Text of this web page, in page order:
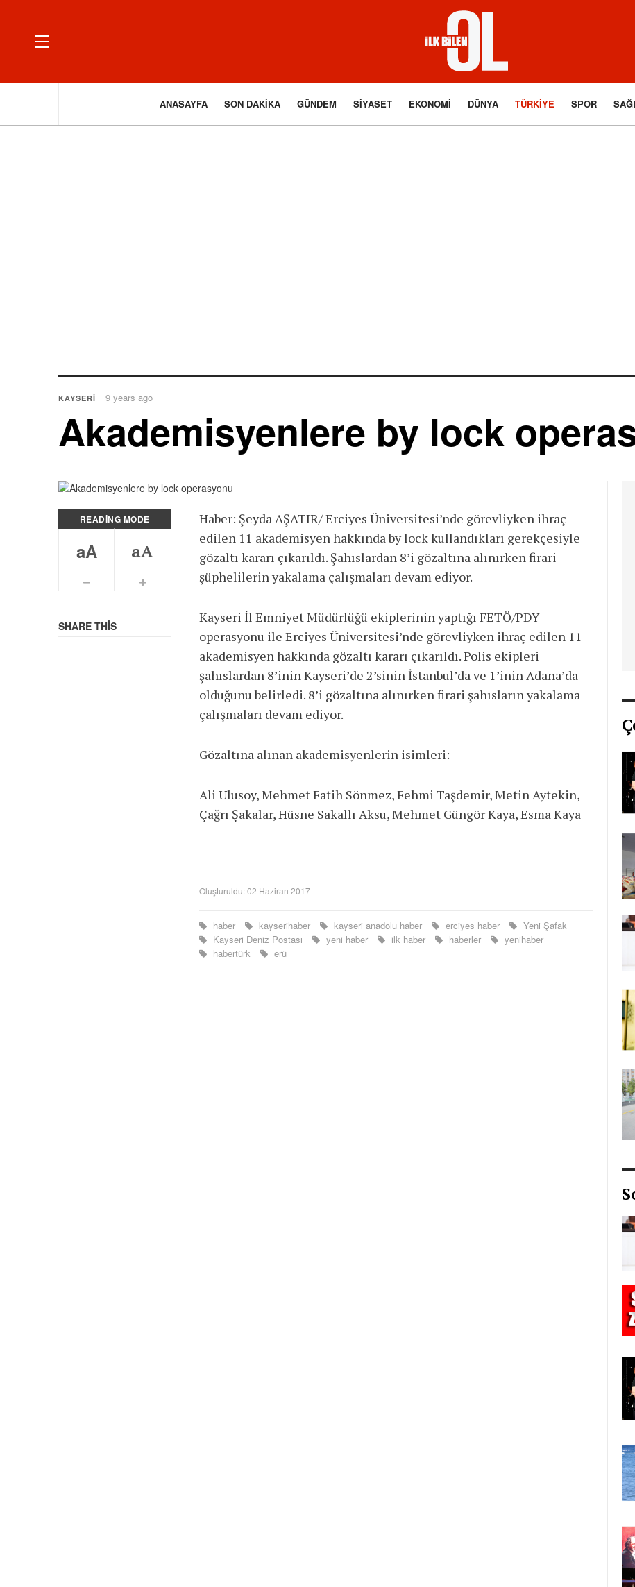
OFF CANVAS
ANASAYFA SON DAKIKA GÜNDEM SIYASET EKONOMI DÜNYA TÜRKIYE SPOR
KAYSERI 9 years ago
Akademisyenlere by lock
READING MODE
aA aA
Smaller Font
SHARE THIS
Haber: Şeyda AŞATIR/ Erciyes Üniversitesi’nde görevliyken ihraç
edilen 11 akademisyen hakkında by lock kullandıkları gerekçesiyle
gözaltı kararı çıkarıldı. Şahıslardan 8’i gözaltına alınırken firari
şüphelilerin yakalama çalışmaları devam ediyor.
Kayseri İl Emniyet Müdürlüğü ekiplerinin yaptığı FETÖ/PDY
operasyonu ile Erciyes Üniversitesi’nde görevliyken ihraç edilen 11
akademisyen hakkında gözaltı kararı çıkarıldı. Polis ekipleri
şahıslardan 8’inin Kayseri’de 2’sinin İstanbul’da ve 1’inin Adana’da
olduğunu belirledi. 8’i gözaltına alınırken firari şahısların yakalama
çalışmaları devam ediyor.
Gözaltına alınan akademisyenlerin isimleri:
Ali Ulusoy, Mehmet Fatih Sönmez, Fehmi Taşdemir, Metin Aytekin,
Çağrı Şakalar, Hüsne Sakallı Aksu, Mehmet Güngör Kaya, Esma Kaya
Oluşturuldu: 02 Haziran 2017
haber kayserihaber kayseri anadolu haber erciyes haber
Yeni Şafak
Kayseri Deniz Postası
yeni haber ilk haber haberler
yenihaber
habertürk
erü